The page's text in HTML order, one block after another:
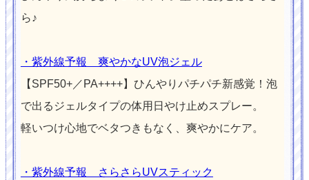
ら♪
・紫外線予報 爽やかなUV泡ジェル
【SPF50+／PA++++】ひんやりパチパチ新感覚！泡
で出るジェルタイプの体用日やけ止めスプレー。
軽いつけ心地でベタつきもなく、爽やかにケア。
・紫外線予報 さらさらUVスティック